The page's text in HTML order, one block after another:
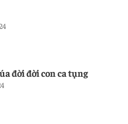
đời đời con ca tụng